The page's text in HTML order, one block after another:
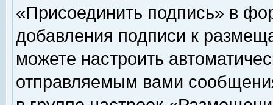
«Присоединить подпись» в
добавления подписи к
можете настроить
отправляемым вами